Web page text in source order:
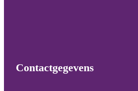
Contactgegevens